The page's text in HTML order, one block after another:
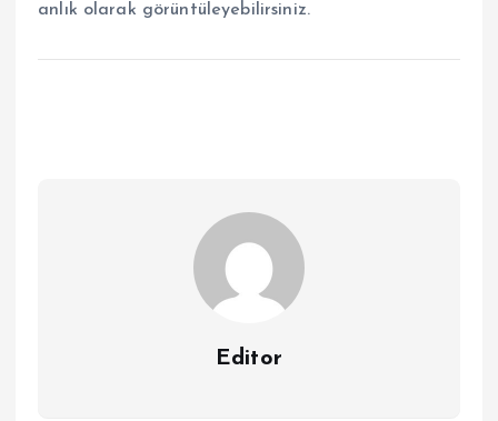
anlık olarak görüntüleyebilirsiniz.
Editor